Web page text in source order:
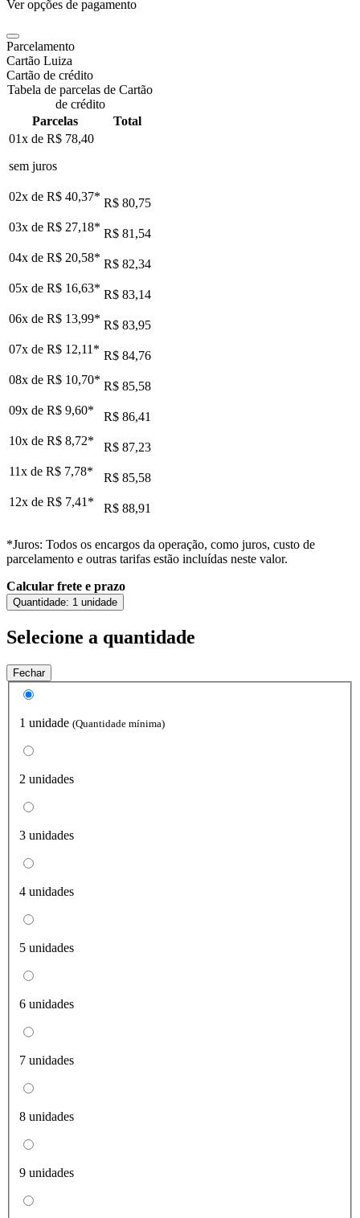
Ver opções de pagamento
Parcelamento
Cartão Luiza
Cartão de crédito
Tabela de parcelas de Cartão
de crédito
Parcelas
Total
01x de R$ 78,40
sem juros
02x de R$ 40,37* R$ 80,75
03x de R$ 27,18* R$ 81,54
04x de R$ 20,58* R$ 82,34
05x de R$ 16,63* R$ 83,14
06x de R$ 13,99* R$ 83,95
07x de R$ 12,11 * R$ 84,76
08x de R$ 10,70* R$ 85,58
09x de R$ 9,60*
R$ 86,41
10x de R$ 8,72*
R$ 87,23
11x de R$ 7,78*
R$ 85,58
12x de R$ 7,41 * R$ 88,91
*Juros: Todos os encargos da operação, como juros, custo de
parcelamento e outras tarifas estão incluídas neste valor.
Calcular frete e prazo
Quantidade: 1 unidade
Selecione a quantidade
Fechar
1 unidade (Quantidade mínima)
2 unidades
3 unidades
4 unidades
5 unidades
6 unidades
7 unidades
8 unidades
9 unidades